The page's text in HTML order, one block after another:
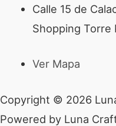
Calle 15 de
Shopping Torre
Ver Mapa
Copyright © 2026
Powered by Luna